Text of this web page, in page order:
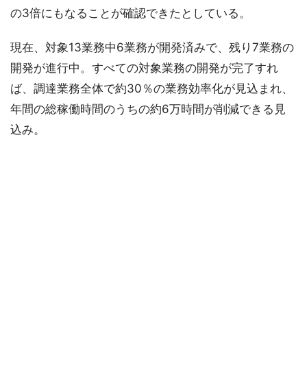
の3倍にもなることが確認できたとしている。
現在、対象13業務中6業務が開発済みで、残り7業務の
開発が進行中。すべての対象業務の開発が完了すれ
ば、調達業務全体で約30％の業務効率化が見込まれ、
年間の総稼働時間のうちの約6万時間が削減できる見
込み。